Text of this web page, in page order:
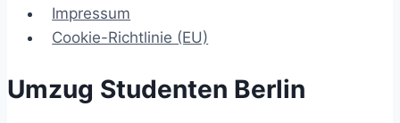
Impressum
Cookie-Richtlinie (EU)
Umzug Studenten Berlin